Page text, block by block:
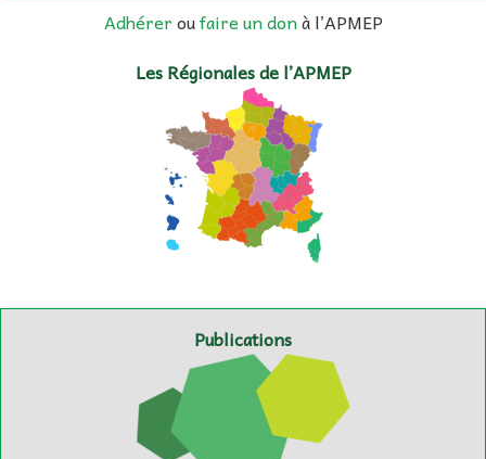
Adhéreroufaire un donà l’APMEP
Les Régionales de l’APMEP
Publications